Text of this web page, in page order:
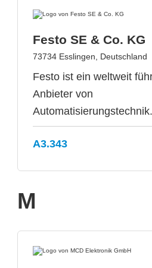
Festo SE & Co. KG
73734 Esslingen, Deutschland
Festo ist ein weltweit
Anbieter von
Automatisierungstechnik.
A3.343
M